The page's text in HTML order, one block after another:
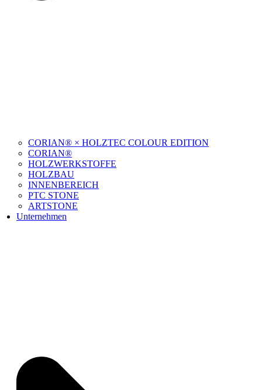
CORIAN® × HOLZTEC COLOUR EDITION
CORIAN®
HOLZWERKSTOFFE
HOLZBAU
INNENBEREICH
PTC STONE
ARTSTONE
Unternehmen